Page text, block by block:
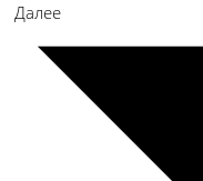
Далее